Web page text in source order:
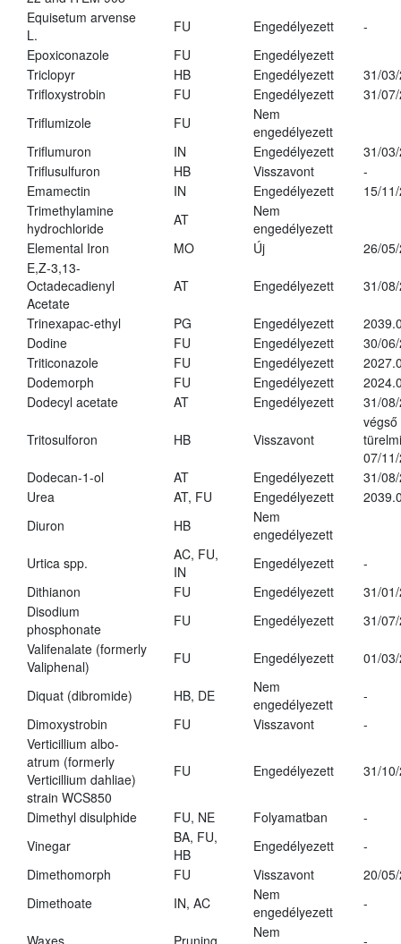
Equisetum arvense
L.
FU Engedélyezett
-
Epoxiconazole
FU
Engedélyezett
Triclopyr
HB Engedélyezett
31/
Trifloxystrobin
FU Engedélyezett
31/
Triflumizole
FU
Nem
engedélyezett
Triflumuron
IN Engedélyezett
31/
Triflusulfuron
HB Visszavont
-
Emamectin
IN Engedélyezett
15/
Trimethylamine
hydrochloride
AT
Nem
engedélyezett
Elemental Iron
MO Új
26/
E,Z-3,13-
Octadecadienyl
Acetate
AT Engedélyezett 31/
Trinexapac-ethyl PG Engedélyezett
Dodine
FU Engedélyezett
30/
Triticonazole
FU Engedélyezett
Dodemorph
FU Engedélyezett
Dodecyl acetate
AT Engedélyezett 31/
Tritosulforon HB Visszavont
végső
07/
Dodecan-1-ol
AT Engedélyezett
31/
Urea
AT, FU Engedélyezett
Diuron
HB
Nem
engedélyezett
Urtica spp.
AC, FU,
IN
Engedélyezett
-
Dithianon
FU Engedélyezett
31/
Disodium
phosphonate
FU Engedélyezett
31/
Valifenalate (formerly
Valiphenal)
FU Engedélyezett 01/
Diquat (dibromide) HB, DE
Nem
engedélyezett
-
Dimoxystrobin
FU Visszavont
-
Verticillium albo-
atrum (formerly
Verticillium dahliae)
strain WCS850
FU Engedélyezett 31/
Dimethyl disulphide FU, NE Folyamatban
-
Vinegar
BA, FU,
HB
Engedélyezett
-
Dimethomorph
FU Visszavont
20/
Dimethoate
IN, AC
Nem
engedélyezett
-
Nem